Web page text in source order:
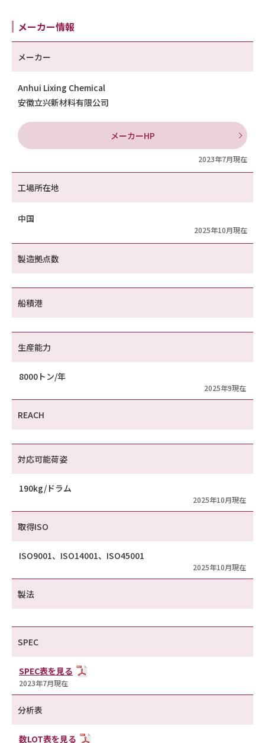
メーカー情報
メーカー
Anhui Lixing Chemical
安徽立兴新材料有限公司
メーカーHP
2023年7月現在
工場所在地
中国
2025年10月現在
製造拠点数
船積港
生産能力
8000トン/年
2025年9現在
REACH
対応可能荷姿
190kg/ドラム
2025年10月現在
取得ISO
ISO9001、ISO14001、ISO45001
2025年10月現在
製法
SPEC
SPEC表を見る
2023年7月現在
分析表
数LOT表を見る